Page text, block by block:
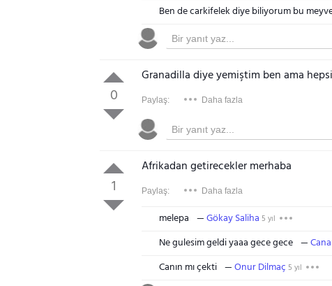
Ben de carkifelek diye biliyorum bu
0
Granadilla diye yemiştim ben ama
Paylaş: Daha fazla
1
Afrikadan getirecekler merhaba
Paylaş: Daha fazla
melepa Gökay Saliha 5 yıl
Ne gulesim geldi yaaa gece gece
Canın mı çekti Onur Dilmaç 5 yıl